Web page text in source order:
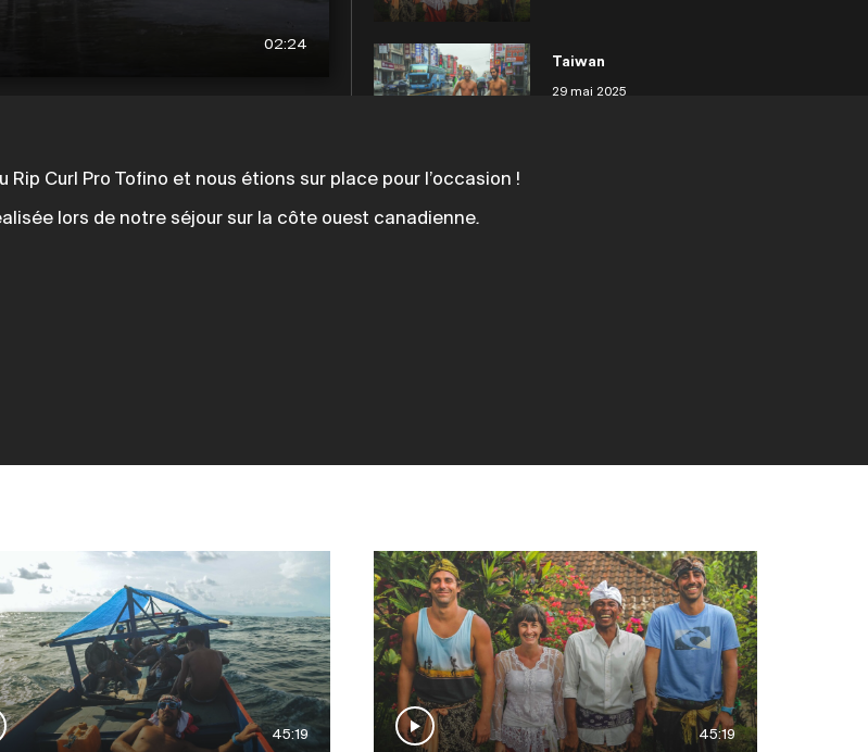
02:24
Taiwan
29 mai 2025
Japon
29 mai 2025
Malaisie
29 mai 2025
Rip Curl Pro Tofino et nous étions sur place pour l’occasion !
lors de notre séjour sur la côte ouest canadienne.
45:19 45:19